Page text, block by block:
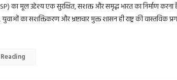
(RSP) का मूल उद्देश्य एक सुरक्षित, सशक्त और समृद्ध भारत का निर्माण करना
का सशक्तिकरण और भ्रष्टाचार मुक्त शासन ही राष्ट्र की वास्तविक